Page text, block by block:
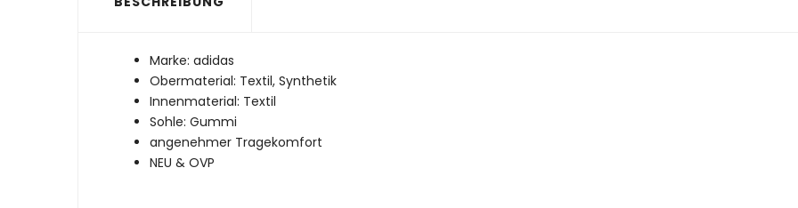
Marke: adidas
Obermaterial: Textil, Synthetik
Innenmaterial: Textil
Sohle: Gummi
angenehmer Tragekomfort
NEU & OVP